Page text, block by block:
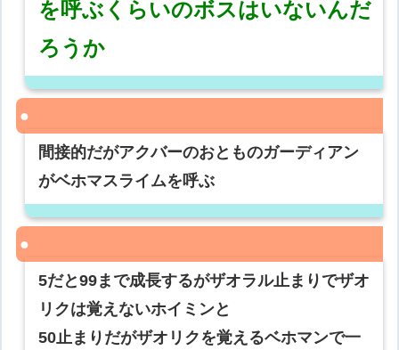
を呼ぶくらいのボスはいないんだ
ろうか
間接的だがアクバーのおとものガーディアン
がベホマスライムを呼ぶ
5だと99まで成長するがザオラル止まりでザオ
リクは覚えないホイミンと
50止まりだがザオリクを覚えるベホマンで一